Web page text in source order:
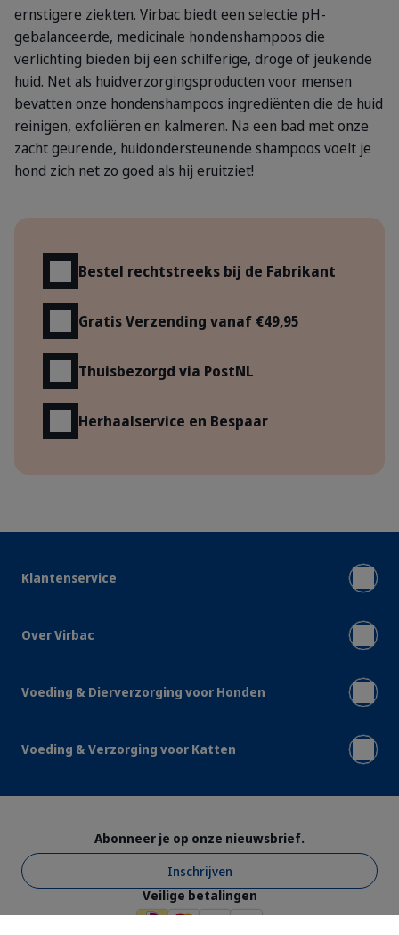
ernstigere ziekten. Virbac biedt een selectie pH-
gebalanceerde, medicinale hondenshampoos die
verlichting bieden bij een schilferige, droge of jeukende
huid. Net als huidverzorgingsproducten voor mensen
bevatten onze hondenshampoos ingrediënten die de huid
reinigen, exfoliëren en kalmeren. Na een bad met onze
zacht geurende, huidondersteunende shampoos voelt je
hond zich net zo goed als hij eruitziet!
Bestel rechtstreeks bij de Fabrikant
Gratis Verzending vanaf €49,95
Thuisbezorgd via PostNL
Herhaalservice en Bespaar
Klantenservice
Over Virbac
Voeding & Dierverzorging voor Honden
Voeding & Verzorging voor Katten
Abonneer je op onze nieuwsbrief.
Inschrijven
Veilige betalingen